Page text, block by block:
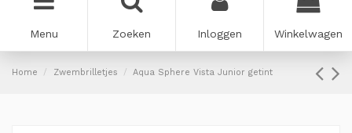
Menu Zoeken Inloggen Winkelwagen
Home Zwembrilletjes Aqua Sphere Vista Junior getint